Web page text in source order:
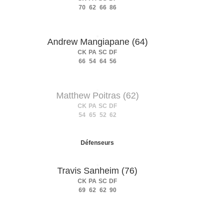
70 62 66 86
Andrew Mangiapane (64)
CK PA SC DF
66 54 64 56
Matthew Poitras (62)
CK PA SC DF
54 65 52 62
Défenseurs
Travis Sanheim (76)
CK PA SC DF
69 62 62 90